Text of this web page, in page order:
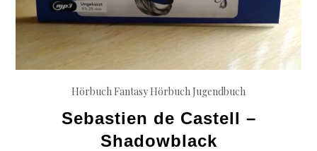
Hörbuch Fantasy Hörbuch Jugendbuch
Sebastien de Castell –
Shadowblack